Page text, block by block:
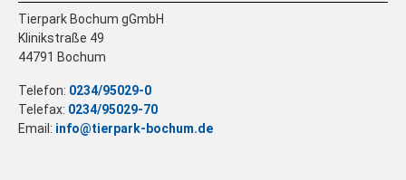
Tierpark Bochum gGmbH
Klinikstraße 49
44791 Bochum
Telefon: 0234/95029-0
Telefax: 0234/95029-70
Email: info@tierpark-bochum.de